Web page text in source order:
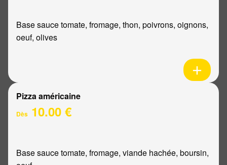
Base sauce tomate, fromage, thon, poivrons, oignons,
oeuf, olives
Pizza américaine
Dès 10.00 €
Base sauce tomate, fromage, viande hachée, boursin,